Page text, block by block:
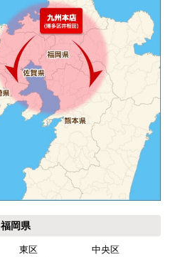
福岡県
東区
中央区